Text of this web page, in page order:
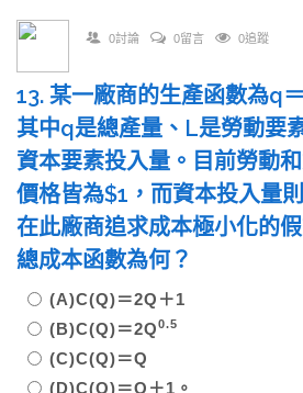
0討論 0留言 0追蹤
13. 某一廠商的生產函數為q
其中q是總產量、L是勞動要
資本要素投入量。目前勞動
價格皆為$1，而資本投入量
在此廠商追求成本極小化的
總成本函數為何？
(A)C(Q)＝2Q＋1
(B)C(Q)＝2Q0.5
(C)C(Q)＝Q
(D)C(Q)＝Q＋1。